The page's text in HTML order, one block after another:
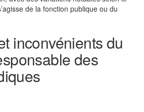
de la fonction publique ou du
inconvénients du
des